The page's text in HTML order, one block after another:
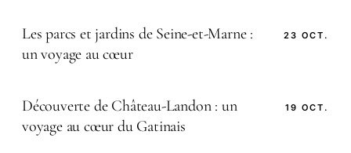
Les parcs et jardins de Seine-et-Marne :
un voyage au cœur
23 OCT.
Découverte de Château-Landon : un
voyage au cœur du Gatinais
19 OCT.